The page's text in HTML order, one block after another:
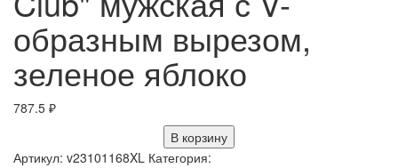
образным вырезом,
зеленое яблоко
787.5 ₽
В корзину
Артикул: v23101168XL Категория: